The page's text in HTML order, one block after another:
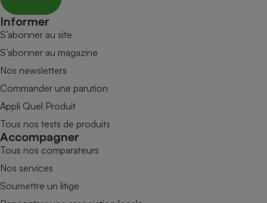
Informer
S’abonner au site
S’abonner au magazine
Nos newsletters
Commander une parution
Appli Quel Produit
Tous nos tests de produits
Accompagner
Tous nos comparateurs
Nos services
Soumettre un litige